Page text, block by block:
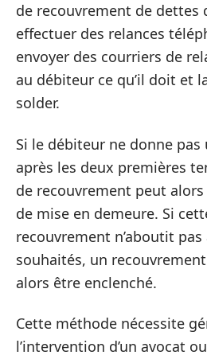
de recouvrement de dettes
effectuer des relances
envoyer des courriers de
au débiteur ce qu’il doit et
solder.
Si le débiteur ne donne
après les deux premières
de recouvrement peut
de mise en demeure. Si
recouvrement n’aboutit
souhaités, un
alors être enclenché.
Cette méthode nécessite
l’intervention d’un avocat